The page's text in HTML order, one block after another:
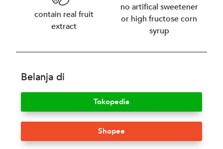
contain real fruit
extract
no artifical sweetener
or high fructose corn
syrup
Belanja di
Tokopedia
Shopee